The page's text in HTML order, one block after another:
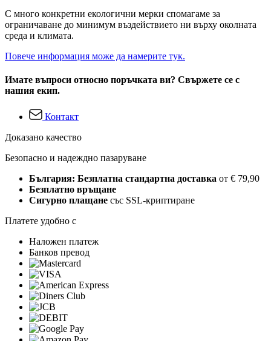
С много конкретни екологични мерки спомагаме за
ограничаване до минимум въздействието ни върху околната
среда и климата.
Повече информация може да намерите тук.
Имате въпроси относно поръчката ви? Свържете се с
нашия екип.
Контакт
Доказано качество
Безопасно и надеждно пазаруване
България: Безплатна стандартна доставка от € 79,90
Безплатно връщане
Сигурно плащане със SSL-криптиране
Платете удобно с
Наложен платеж
Банков превод